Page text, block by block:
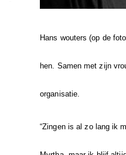
Hans wouters (op de
hen. Samen met zijn
organisatie.
“Zingen is al zo lang ik